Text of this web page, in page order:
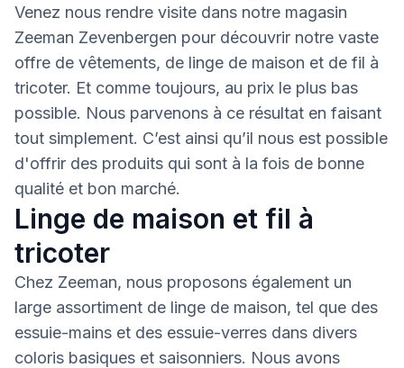
Venez nous rendre visite dans notre magasin
Zeeman Zevenbergen pour découvrir notre vaste
offre de vêtements, de linge de maison et de fil à
tricoter. Et comme toujours, au prix le plus bas
possible. Nous parvenons à ce résultat en faisant
tout simplement. C’est ainsi qu’il nous est possible
d'offrir des produits qui sont à la fois de bonne
qualité et bon marché.
Linge de maison et fil à
tricoter
Chez Zeeman, nous proposons également un
large assortiment de linge de maison, tel que des
essuie-mains et des essuie-verres dans divers
coloris basiques et saisonniers. Nous avons